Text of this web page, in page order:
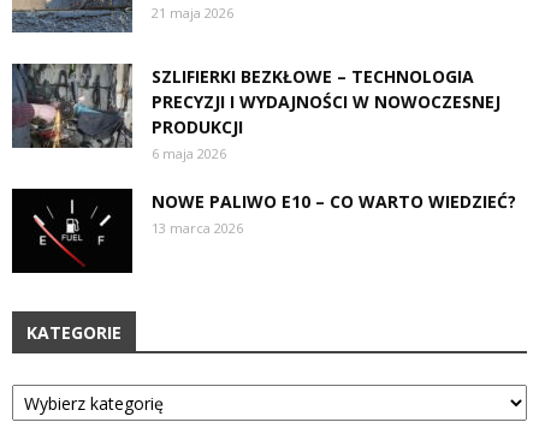
21 maja 2026
SZLIFIERKI BEZKŁOWE – TECHNOLOGIA
PRECYZJI I WYDAJNOŚCI W NOWOCZESNEJ
PRODUKCJI
6 maja 2026
NOWE PALIWO E10 – CO WARTO WIEDZIEĆ?
13 marca 2026
KATEGORIE
Kategorie